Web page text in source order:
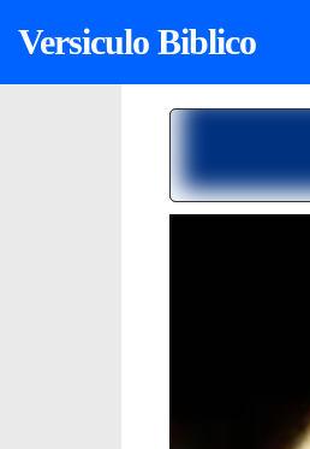
Versiculo Biblico